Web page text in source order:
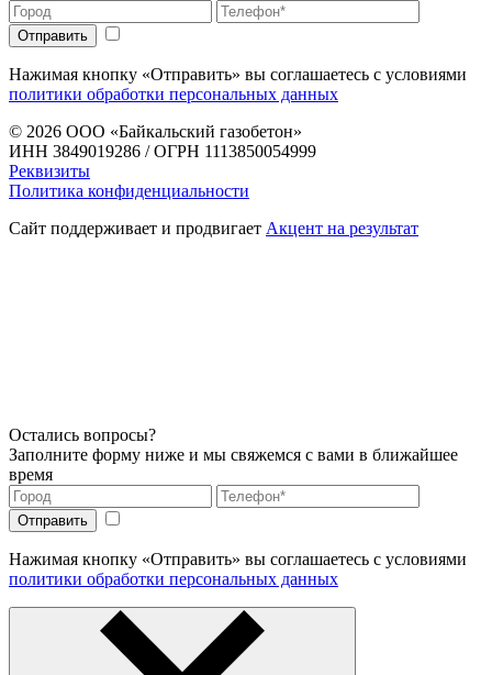
Нажимая кнопку «Отправить» вы соглашаетесь с условиями
политики обработки персональных данных
© 2026 ООО «Байкальский газобетон»
ИНН 3849019286 / ОГРН 1113850054999
Реквизиты
Политика конфиденциальности
Сайт поддерживает и продвигает Акцент на результат
Остались вопросы?
Заполните форму ниже и мы свяжемся с вами в ближайшее
время
Нажимая кнопку «Отправить» вы соглашаетесь с условиями
политики обработки персональных данных